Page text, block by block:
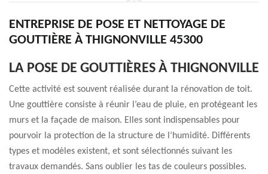
ENTREPRISE DE POSE ET NETTOYAGE DE
GOUTTIÈRE À THIGNONVILLE 45300
LA POSE DE GOUTTIÈRES À THIGNONVILLE
Cette activité est souvent réalisée durant la rénovation de toit.
Une gouttière consiste à réunir l’eau de pluie, en protégeant les
murs et la façade de maison. Elles sont indispensables pour
pourvoir la protection de la structure de l’humidité. Différents
types et modèles existent, et sont sélectionnés suivant les
travaux demandés. Sans oublier les tas de couleurs possibles.